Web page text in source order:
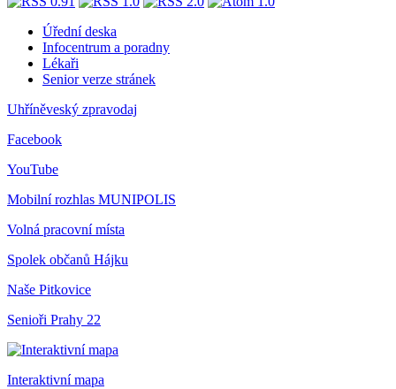
Úřední deska
Infocentrum a poradny
Lékaři
Senior verze stránek
Uhříněveský zpravodaj
Facebook
YouTube
Mobilní rozhlas MUNIPOLIS
Volná pracovní místa
Spolek občanů Hájku
Naše Pitkovice
Senioři Prahy 22
Interaktivní mapa